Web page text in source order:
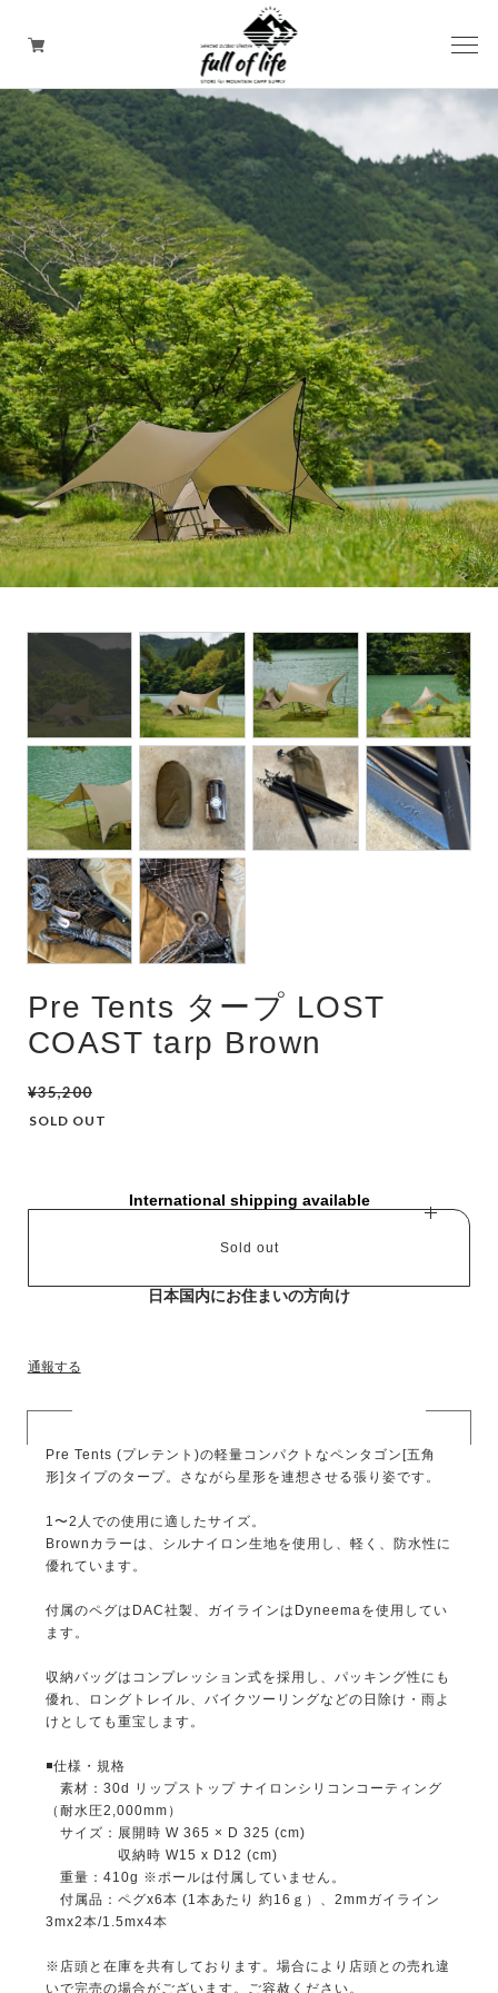
CAMPING GOODS
CLOTHING/ Outdoor WEAR
Pre Tents タープ LOST
COAST tarp Brown
¥35,200
SOLD OUT
International shipping available
Sold out
日本国内にお住まいの方向け
通報する
Pre Tents (プレテント)の軽量コンパクトなペンタゴン[五角
形]タイプのタープ。さながら星形を連想させる張り姿です。
1〜2人での使用に適したサイズ。
Brownカラーは、シルナイロン生地を使用し、軽く、防水性に
優れています。
付属のペグはDAC社製、ガイラインはDyneemaを使用してい
ます。
収納バッグはコンプレッション式を採用し、パッキング性にも
優れ、ロングトレイル、バイクツーリングなどの日除け・雨よ
けとしても重宝します。
◾️仕様・規格
素材：30d リップストップ ナイロンシリコンコーティング
（耐水圧2,000mm）
サイズ：展開時 W 365 × D 325 (cm)
収納時 W15 x D12 (cm)
重量：410g ※ポールは付属していません。
付属品：ペグx6本 (1本あたり 約16ｇ）、2mmガイライン
3mx2本/1.5mx4本
※店頭と在庫を共有しております。場合により店頭との売れ違
いで完売の場合がございます。ご容赦ください。